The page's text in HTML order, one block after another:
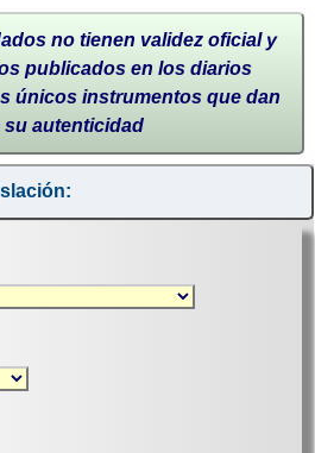
no tienen validez oficial y
publicados en los diarios
únicos instrumentos que dan
su autenticidad